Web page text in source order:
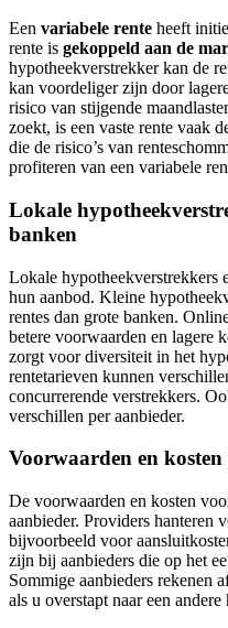
Een variabele rente heeft
rente is gekoppeld aan de
hypotheekverstrekker kan de
kan voordeliger zijn door
risico van stijgende
zoekt, is een vaste rente vaak
die de risico’s van
profiteren van een variabele
Lokale
banken
Lokale hypotheekverstrekkers
hun aanbod. Kleine
rentes dan grote banken.
betere voorwaarden en lagere
zorgt voor diversiteit in het
rentetarieven kunnen
concurrerende verstrekkers.
verschillen per aanbieder.
Voorwaarden en
De voorwaarden en kosten
aanbieder. Providers hanteren
bijvoorbeeld voor
zijn bij aanbieders die op het
Sommige aanbieders rekenen
als u overstapt naar een